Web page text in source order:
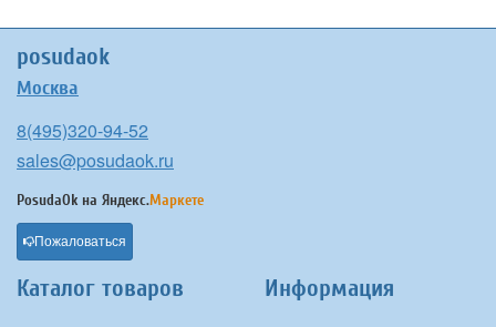
posudaok
Москва
8(495)320-94-52
sales@posudaok.ru
PosudaOk на Яндекс.Маркете
Пожаловаться
Каталог товаров Информация